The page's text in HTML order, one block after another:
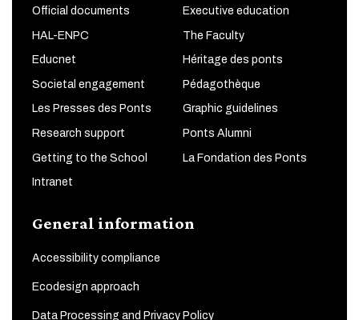
Official documents Executive education
HAL-ENPC The Faculty
Educnet Héritage des ponts
Societal engagement Pédagothèque
Les Presses des Ponts Graphic guidelines
Research support Ponts Alumni
Getting to the School La Fondation des Ponts
Intranet
General information
Accessibility compliance
Ecodesign approach
Data Processing and Privacy Policy